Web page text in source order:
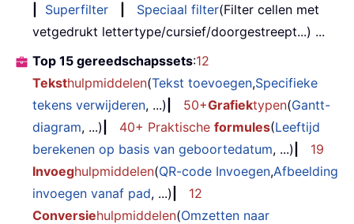
Superfilter Speciaal filter(Filter cellen met
vetgedrukt lettertype/cursief/doorgestreept...) ...
Top 15 gereedschapssets:12
Teksthulpmiddelen(Tekst toevoegen,Specifieke
tekens verwijderen, ...) 50+Grafiektypen(Gantt-
diagram, ...) 40+ Praktische formules(Leeftijd
berekenen op basis van geboortedatum, ...)
19
Invoeghulpmiddelen(QR-code Invoegen,Afbeelding
invoegen vanaf pad, ...)
12
Conversiehulpmiddelen(Omzetten naar